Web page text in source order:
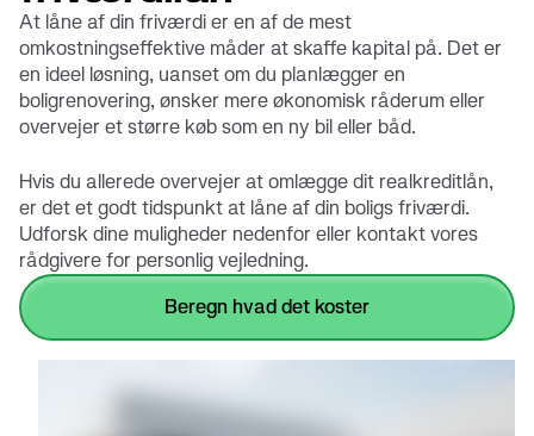
At låne af din friværdi er en af de mest
omkostningseffektive måder at skaffe kapital på. Det er
en ideel løsning, uanset om du planlægger en
boligrenovering, ønsker mere økonomisk råderum eller
overvejer et større køb som en ny bil eller båd.
Hvis du allerede overvejer at omlægge dit realkreditlån,
er det et godt tidspunkt at låne af din boligs friværdi.
Udforsk dine muligheder nedenfor eller kontakt vores
rådgivere for personlig vejledning.
beregn hvad det koster